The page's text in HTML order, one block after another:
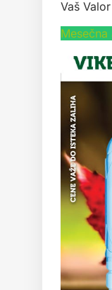
Vaš
Mesečna